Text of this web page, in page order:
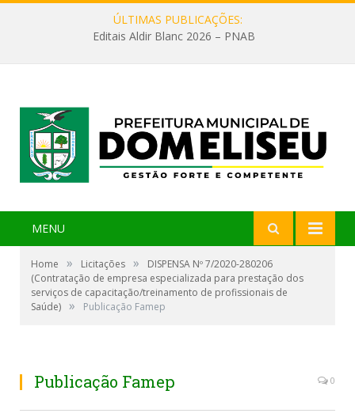
ÚLTIMAS PUBLICAÇÕES:
Editais Aldir Blanc 2026 – PNAB
MENU
Home » Licitações »
DISPENSA Nº 7/2020-280206
(Contratação de empresa especializada para prestação dos
serviços de capacitação/treinamento de profissionais de
Saúde) » Publicação Famep
Publicação Famep 0